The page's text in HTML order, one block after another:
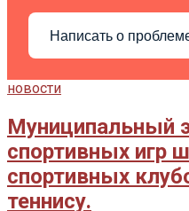
Написать о
новости
Муниципальный
спортивных игр
спортивных
теннису.